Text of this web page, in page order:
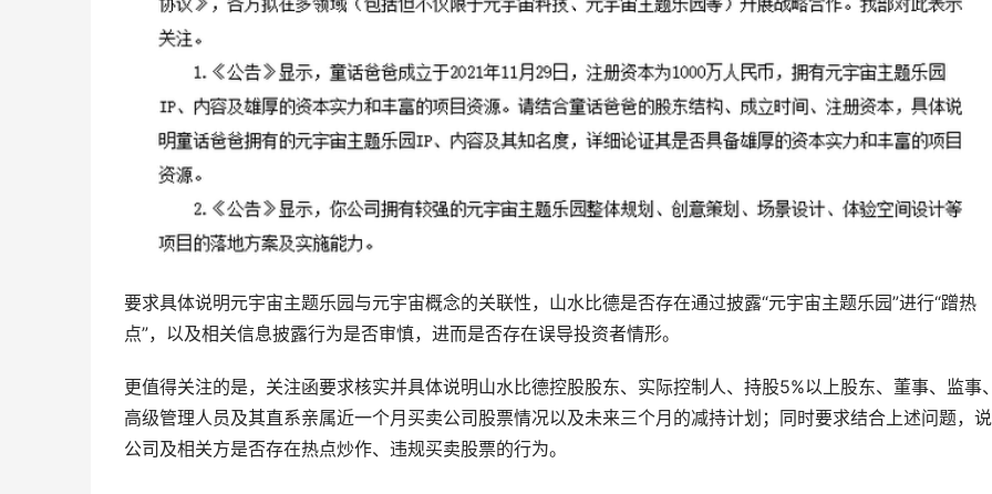
要求具体说明元宇宙主题乐园与元宇宙概念的关联性，山水比德是否存在通过披露“元宇宙主题乐园”进行“蹭热
点”，以及相关信息披露行为是否审慎，进而是否存在误导投资者情形。
更值得关注的是，关注函要求核实并具体说明山水比德控股股东、实际控制人、持股5%以上股东、董事、监事
高级管理人员及其直系亲属近一个月买卖公司股票情况以及未来三个月的减持计划；同时要求结合上述问题，
公司及相关方是否存在热点炒作、违规买卖股票的行为。